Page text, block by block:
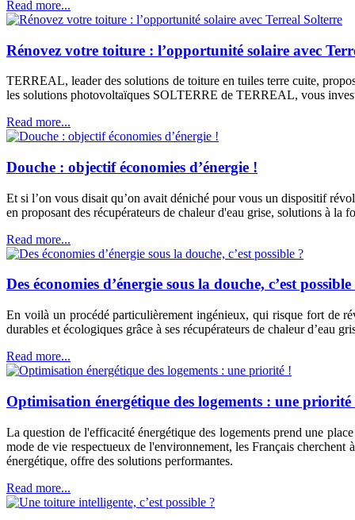
Read more...
Rénovez votre toiture : l’opportunité solaire avec
TERREAL, leader des solutions de toiture en tuiles terre cuite,
les solutions photovoltaïques SOLTERRE de TERREAL, vous
Read more...
Douche : objectif économies d’énergie !
Et si l’on vous disait qu’on avait déniché pour vous un dispositif
en proposant des récupérateurs de chaleur d'eau grise, solutions à la
Read more...
Des économies d’énergie sous la douche, c’est possible
En voilà un procédé particulièrement ingénieux, qui risque fort de
durables et écologiques grâce à ses récupérateurs de chaleur d’eau
Read more...
Optimisation énergétique des logements : une priorité
La question de l'efficacité énergétique des logements prend une
mode de vie respectueux de l'environnement, les Français
énergétique, offre des solutions performantes.
Read more...